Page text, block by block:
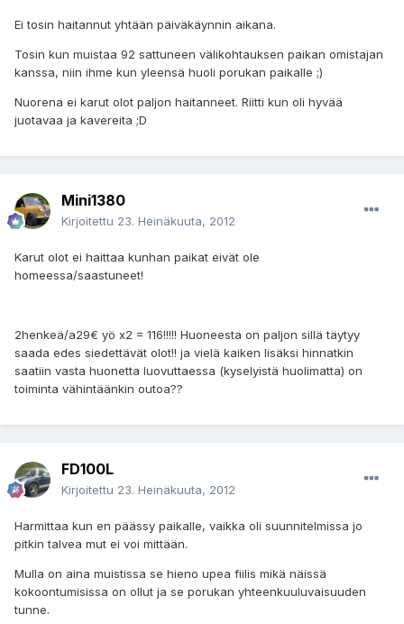
Ei tosin haitannut yhtään päiväkäynnin aikana.
Tosin kun muistaa 92 sattuneen välikohtauksen paikan omistajan
kanssa, niin ihme kun yleensä huoli porukan paikalle ;)
Nuorena ei karut olot paljon haitanneet. Riitti kun oli hyvää
juotavaa ja kavereita ;D
Mini1380
Kirjoitettu 23. Heinäkuuta, 2012
Karut olot ei haittaa kunhan paikat eivät ole
homeessa/saastuneet!
2henkeä/a29€ yö x2 = 116!!!!! Huoneesta on paljon sillä täytyy
saada edes siedettävät olot!! ja vielä kaiken lisäksi hinnatkin
saatiin vasta huonetta luovuttaessa (kyselyistä huolimatta) on
toiminta vähintäänkin outoa??
FD100L
Kirjoitettu 23. Heinäkuuta, 2012
Harmittaa kun en päässy paikalle, vaikka oli suunnitelmissa jo
pitkin talvea mut ei voi mittään.
Mulla on aina muistissa se hieno upea fiilis mikä näissä
kokoontumisissa on ollut ja se porukan yhteenkuuluvaisuuden
tunne.